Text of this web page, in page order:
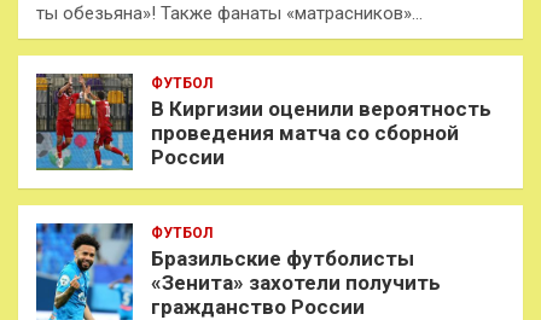
ты обезьяна»! Также фанаты «матрасников»…
ФУТБОЛ
В Киргизии оценили вероятность
проведения матча со сборной
России
ФУТБОЛ
Бразильские футболисты
«Зенита» захотели получить
гражданство России